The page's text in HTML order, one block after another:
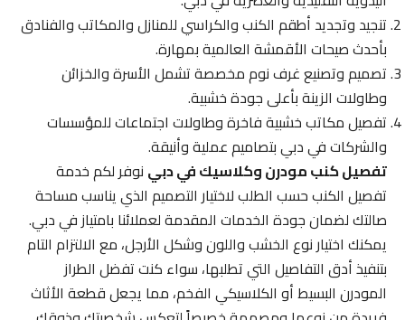
تنجيد وتجديد أطقم الكنب والكراسي للمنازل والمكاتب والفنادق
بأحدث صيحات الأقمشة العالمية بمهارة.
تصميم وتصنيع غرف نوم مخصصة تشمل الأسرة والخزائن
وطاولات الزينة بأعلى جودة خشبية.
تفصيل مكاتب خشبية فاخرة وطاولات اجتماعات للمؤسسات
والشركات في دبي بتصاميم عملية وأنيقة.
تفصيل كنب مودرن وكلاسيك في دبينوفر لكم خدمة
تفصيل الكنب حسب الطلب لاختيار التصميم الذي يناسب مساحة
صالتك لضمان جودة الخدمات المقدمة لعملائنا بامتياز في دبي.
يمكنك اختيار نوع الخشب واللون وشكل الأرجل، مع الالتزام التام
بتنفيذ أدق التفاصيل التي تطلبها، سواء كنت تفضل الطراز
المودرن البسيط أو الكلاسيكي الفخم، مما يجعل قطعة الأثاث